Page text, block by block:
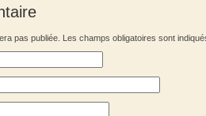
pas publiée. Les champs obligatoires sont